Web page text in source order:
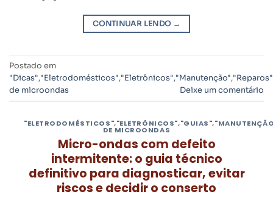
CONTINUAR LENDO →
Postado em
"Dicas","Eletrodomésticos","Eletrônicos","Manutenção","Reparos"
de microondas
Deixe um comentário
"ELETRODOMÉSTICOS","ELETRÔNICOS","GUIAS",
DE MICROONDAS
Micro-ondas com defeito
intermitente: o guia técnico
definitivo para diagnosticar, evitar
riscos e decidir o conserto